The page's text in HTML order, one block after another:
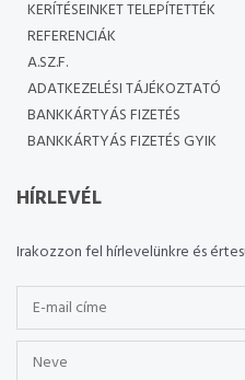
KERÍTÉSEINKET TELEPÍTETTÉK
REFERENCIÁK
A.SZ.F.
ADATKEZELÉSI TÁJÉKOZTATÓ
BANKKÁRTYÁS FIZETÉS
BANKKÁRTYÁS FIZETÉS GYIK
HÍRLEVÉL
Irakozzon fel hírlevelünkre és